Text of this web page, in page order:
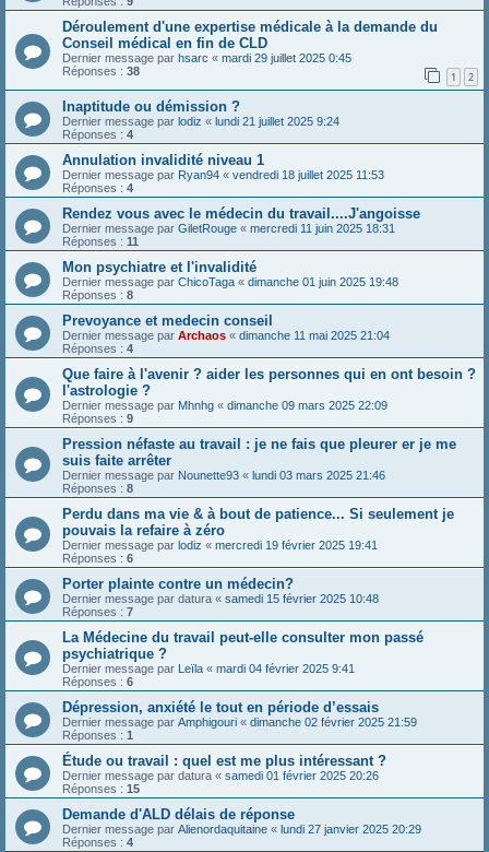
Déroulement d'une expertise médicale à la demande du
Conseil médical en fin de CLD
Dernier message par hsarc « mardi 29 juillet 2025 0:45
Réponses : 38 1 2
Inaptitude ou démission ?
Dernier message par lodiz « lundi 21 juillet 2025 9:24
Réponses : 4
Annulation invalidité niveau 1
Dernier message par Ryan94 « vendredi 18 juillet 2025 11:53
Réponses : 4
Rendez vous avec le médecin du travail....J'angoisse
Dernier message par GiletRouge « mercredi 11 juin 2025 18:31
Réponses : 11
Mon psychiatre et l'invalidité
Dernier message par ChicoTaga « dimanche 01 juin 2025 19:48
Réponses : 8
Prevoyance et medecin conseil
Dernier message par Archaos « dimanche 11 mai 2025 21:04
Réponses : 4
Que faire à l'avenir ? aider les personnes qui en ont besoin ?
l'astrologie ?
Dernier message par Mhnhg « dimanche 09 mars 2025 22:09
Réponses : 9
Pression néfaste au travail : je ne fais que pleurer er je me
suis faite arrêter
Dernier message par Nounette93 « lundi 03 mars 2025 21:46
Réponses : 8
Perdu dans ma vie & à bout de patience... Si seulement je
pouvais la refaire à zéro
Dernier message par lodiz « mercredi 19 février 2025 19:41
Réponses : 6
Porter plainte contre un médecin?
Dernier message par datura « samedi 15 février 2025 10:48
Réponses : 7
La Médecine du travail peut-elle consulter mon passé
psychiatrique ?
Dernier message par Leïla « mardi 04 février 2025 9:41
Réponses : 6
Dépression, anxiété le tout en période d’essais
Dernier message par Amphigouri « dimanche 02 février 2025 21:59
Réponses : 1
Étude ou travail : quel est me plus intéressant ?
Dernier message par datura « samedi 01 février 2025 20:26
Réponses : 15
Demande d'ALD délais de réponse
Dernier message par Alienordaquitaine « lundi 27 janvier 2025 20:29
Réponses : 4